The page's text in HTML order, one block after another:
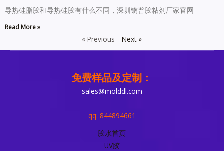
导热硅脂胶和导热硅胶有什么不同，深圳镝普胶粘剂厂家官网
Read More »
« Previous Next »
免费样品及定制：
sales@molddl.com
qq: 844894661
胶水首页
UV胶